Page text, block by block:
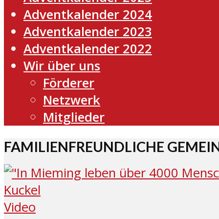
Adventkalender 2024
Adventkalender 2023
Adventkalender 2022
Wir über uns
Förderer
Netzwerk
Mitglieder
FAMILIENFREUNDLICHE
Video